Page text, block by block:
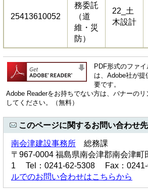
25413610052
務委託
（道
維・災
防）
22_土
木設計
PDF形式のファ
は、Adobe社が提
要です。
Adobe Readerをお持ちでない方は、バナーの
してください。（無料）
このページに関するお問い合わせ先
南会津建設事務所 総務課
〒967-0004 福島県南会津郡南会津町
1 Tel：0241-62-5308 Fax：
ルでのお問い合わせはこちらから